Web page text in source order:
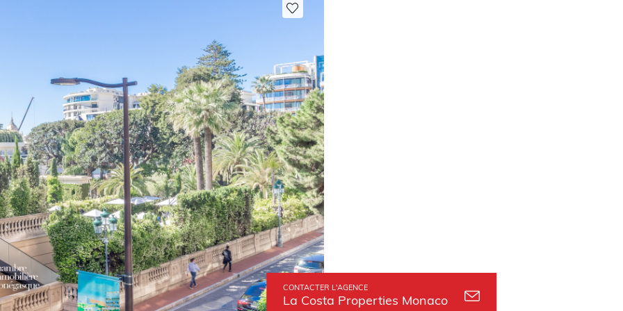
CONTACTER L'AGENCE
La Costa Properties Monaco